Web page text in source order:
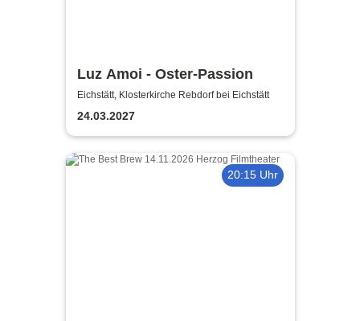
Luz Amoi - Oster-Passion
Eichstätt, Klosterkirche Rebdorf bei Eichstätt
24.03.2027
20:15 Uhr